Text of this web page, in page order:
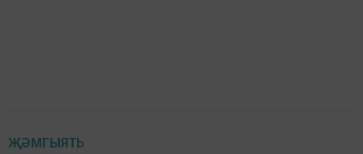
ҖӘМГЫЯТЬ